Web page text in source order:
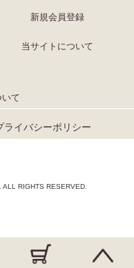
新規会員登録
当サイトについて
て
ライバシーポリシー
RIGHTS RESERVED.